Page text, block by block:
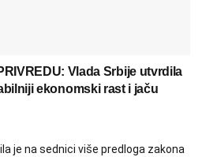
Vlada Srbije utvrdila
ekonomski rast i jaču
je na sednici više predloga zakona